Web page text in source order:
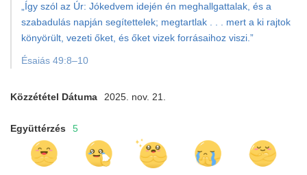
„Így szól az Úr: Jókedvem idején én meghallgattalak, és a
szabadulás napján segítettelek; megtartlak . . . mert a ki rajtok
könyörült, vezeti őket, és őket vizek forrásaihoz viszi.”
Ésaiás 49:8–10
Közzététel Dátuma 2025. nov. 21.
Együttérzés 5